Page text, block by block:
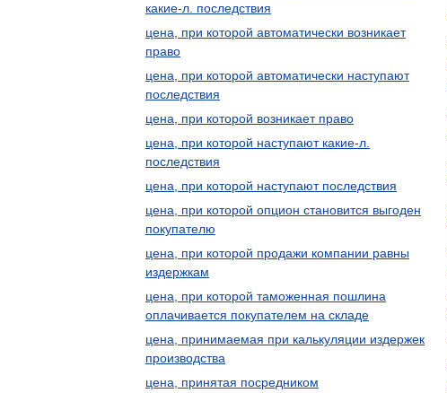
какие-л. последствия
цена, при которой автоматически возникает
право
цена, при которой автоматически наступают
последствия
цена, при которой возникает право
цена, при которой наступают какие-л.
последствия
цена, при которой наступают последствия
цена, при которой опцион становится выгоден
покупателю
цена, при которой продажи компании равны
издержкам
цена, при которой таможенная пошлина
оплачивается покупателем на складе
цена, принимаемая при калькуляции издержек
производства
цена, принятая посредником